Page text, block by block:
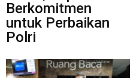
Berkomitmen
untuk Perbaikan
Polri